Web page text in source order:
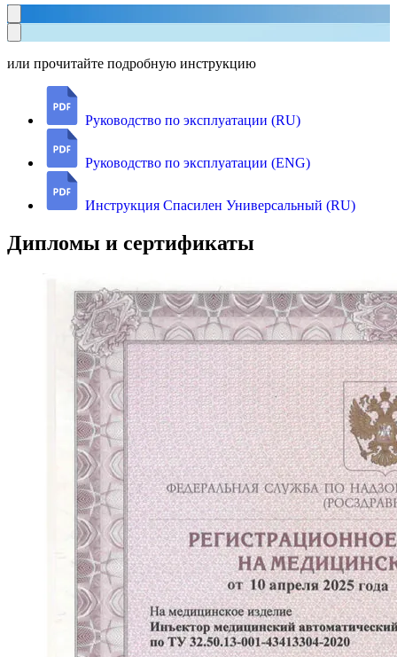
или прочитайте подробную инструкцию
Руководство по эксплуатации (RU)
Руководство по эксплуатации (ENG)
Инструкция Спасилен Универсальный (RU)
Дипломы и сертификаты